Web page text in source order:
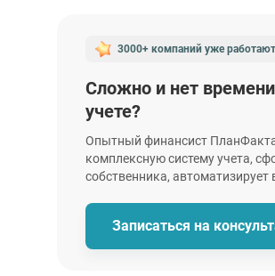
3000+ компаний уже работают
Сложно и нет
учете?
Опытный финансист
комплексную систему учета,
собственника,
Записаться на